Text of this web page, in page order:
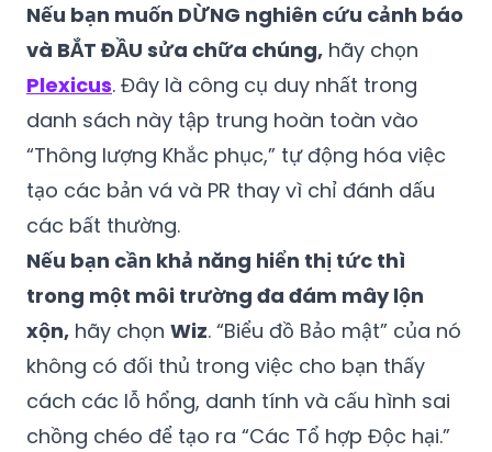
Nếu bạn muốn DỪNG nghiên cứu cảnh báo
và BẮT ĐẦU sửa chữa chúng, hãy chọn
Plexicus. Đây là công cụ duy nhất trong
danh sách này tập trung hoàn toàn vào
“Thông lượng Khắc phục,” tự động hóa việc
tạo các bản vá và PR thay vì chỉ đánh dấu
các bất thường.
Nếu bạn cần khả năng hiển thị tức thì
trong một môi trường đa đám mây lộn
xộn, hãy chọn Wiz. “Biểu đồ Bảo mật” của nó
không có đối thủ trong việc cho bạn thấy
cách các lỗ hổng, danh tính và cấu hình sai
chồng chéo để tạo ra “Các Tổ hợp Độc hại.”